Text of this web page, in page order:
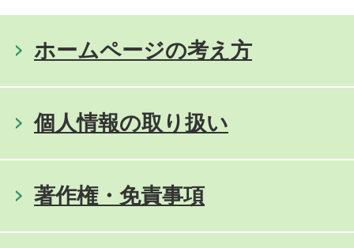
ホームページの考え方
個人情報の取り扱い
著作権・免責事項